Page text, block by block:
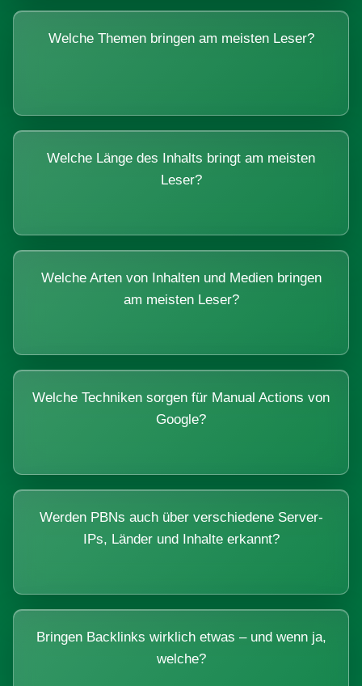
Welche Themen bringen am meisten Leser?
Welche Länge des Inhalts bringt am meisten
Leser?
Welche Arten von Inhalten und Medien bringen
am meisten Leser?
Welche Techniken sorgen für Manual Actions von
Google?
Werden PBNs auch über verschiedene Server-
IPs, Länder und Inhalte erkannt?
Bringen Backlinks wirklich etwas – und wenn ja,
welche?